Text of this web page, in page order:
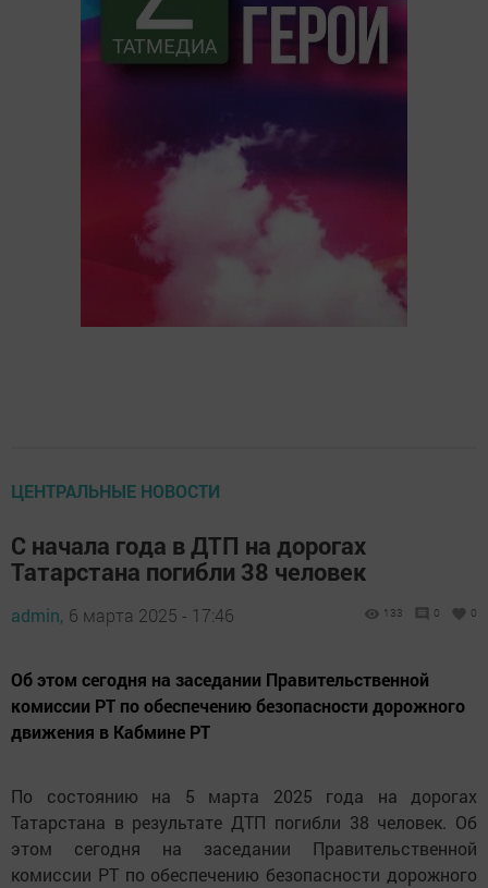
ЦЕНТРАЛЬНЫЕ НОВОСТИ
С начала года в ДТП на дорогах
Татарстана погибли 38 человек
admin, 6 марта 2025 - 17:46 133 0 0
Об этом сегодня на заседании Правительственной
комиссии РТ по обеспечению безопасности дорожного
движения в Кабмине РТ
По состоянию на 5 марта 2025 года на дорогах
Татарстана в результате ДТП погибли 38 человек. Об
этом сегодня на заседании Правительственной
комиссии РТ по обеспечению безопасности дорожного